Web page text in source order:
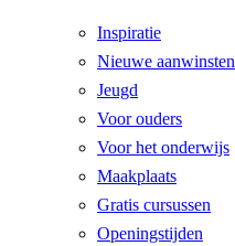
Inspiratie
Nieuwe aanwinsten
Jeugd
Voor ouders
Voor het onderwijs
Maakplaats
Gratis cursussen
Openingstijden